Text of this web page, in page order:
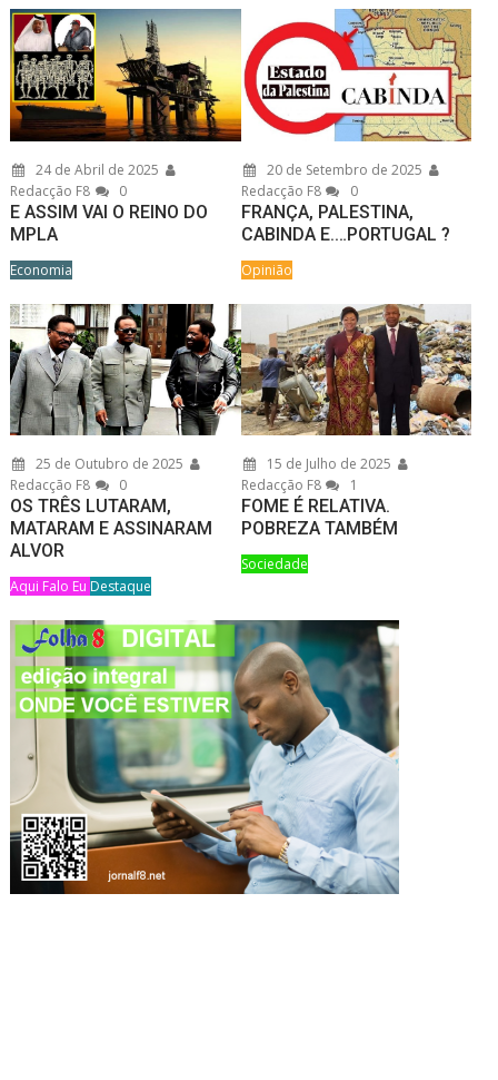
24 de Abril de 2025
Redacção F8
0
E ASSIM VAI O REINO DO
MPLA
Economia
20 de Setembro de 2025
Redacção F8
0
FRANÇA, PALESTINA,
CABINDA E.…PORTUGAL ?
Opinião
25 de Outubro de 2025
Redacção F8
0
OS TRÊS LUTARAM,
MATARAM E ASSINARAM
ALVOR
Aqui Falo Eu Destaque
15 de Julho de 2025
Redacção F8
1
FOME É RELATIVA.
POBREZA TAMBÉM
Sociedade